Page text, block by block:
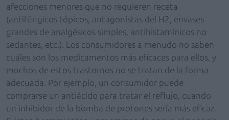
afecciones menores que no requieren receta
(antifúngicos tópicos, antagonistas del H2, envases
grandes de analgésicos simples, antihistamínicos no
sedantes, etc.). Los consumidores a menudo no saben
cuáles son los medicamentos más eficaces para ellos, y
muchos de estos trastornos no se tratan de la forma
adecuada. Por ejemplo, un consumidor puede
comprarse un antiácido para tratar el reflujo, cuando
un inhibidor de la bomba de protones sería más eficaz.